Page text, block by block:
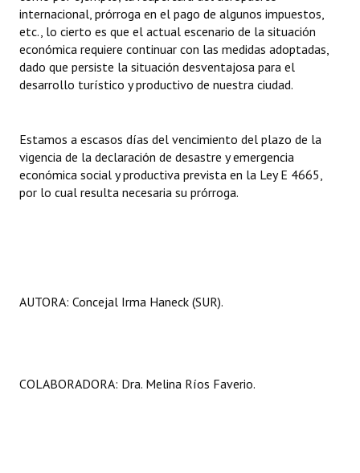
internacional, prórroga en el pago de algunos impuestos,
etc., lo cierto es que el actual escenario de la situación
económica requiere continuar con las medidas adoptadas,
dado que persiste la situación desventajosa para el
desarrollo turístico y productivo de nuestra ciudad.
Estamos a escasos días del vencimiento del plazo de la
vigencia de la declaración de desastre y emergencia
económica social y productiva prevista en la Ley E 4665,
por lo cual resulta necesaria su prórroga.
AUTORA: Concejal Irma Haneck (SUR).
COLABORADORA: Dra. Melina Ríos Faverio.